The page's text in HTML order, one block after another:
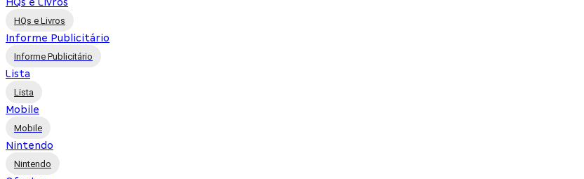
HQs e Livros
Informe Publicitário
Informe Publicitário
Lista
Lista
Mobile
Mobile
Nintendo
Nintendo